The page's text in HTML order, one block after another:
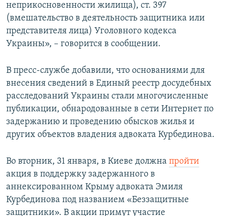
неприкосновенности жилища), ст. 397
(вмешательство в деятельность защитника или
представителя лица) Уголовного кодекса
Украины», – говорится в сообщении.
В пресс-службе добавили, что основаниями для
внесения сведений в Единый реестр досудебных
расследований Украины стали многочисленные
публикации, обнародованные в сети Интернет по
задержанию и проведению обысков жилья и
других объектов владения адвоката Курбединова.
Во вторник, 31 января, в Киеве должна пройти
акция в поддержку задержанного в
аннексированном Крыму адвоката Эмиля
Курбединова под названием «Беззащитные
защитники». В акции примут участие